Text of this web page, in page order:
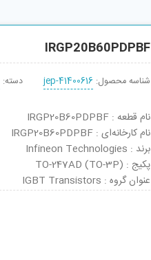
IRGP20B60PDPBF
شناسه محصول: jep-41400616 دسته:
نام قطعه : IRGP20B60PDPBF
نام کارخانه‌ای : IRGP20B60PDPBF
برند : Infineon Technologies
پکیج : TO-247AD (TO-3P)
عنوان گروه : IGBT Transistors